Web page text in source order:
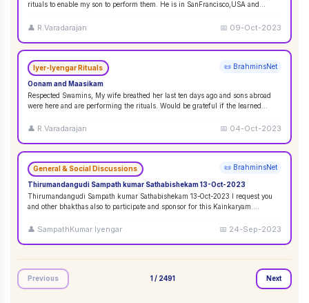
rituals to enable my son to perform them. He is in SanFrancisco,USA and
👤 R.Varadarajan 📅 09-Oct-2023
Iyer-Iyengar Rituals 📜 BrahminsNet
Oonam and Maasikam
Respected Swamins, ​​​​​​My wife breathed her last ten days ago and sons abroad
were here and are performing the rituals. Would be grateful if the learned
👤 R.Varadarajan 📅 04-Oct-2023
General & Social Discussions 📜 BrahminsNet
Thirumandangudi Sampath kumar Sathabishekam 13-Oct-2023
Thirumandangudi Sampath kumar Sathabishekam 13-Oct-2023 I request you
and other bhakthas also to participate and sponsor for this Kainkaryam.
👤 SampathKumar Iyengar 📅 24-Sep-2023
Previous 1 / 2491 Next